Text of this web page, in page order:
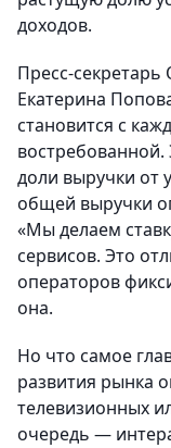
доходов.
Пресс-
Екатерина
становится с
доли выручки от
общей выручки
«Мы делаем
сервисов. Это
операторов
она.
Но что самое
развития рынка
телевизионных
очередь —